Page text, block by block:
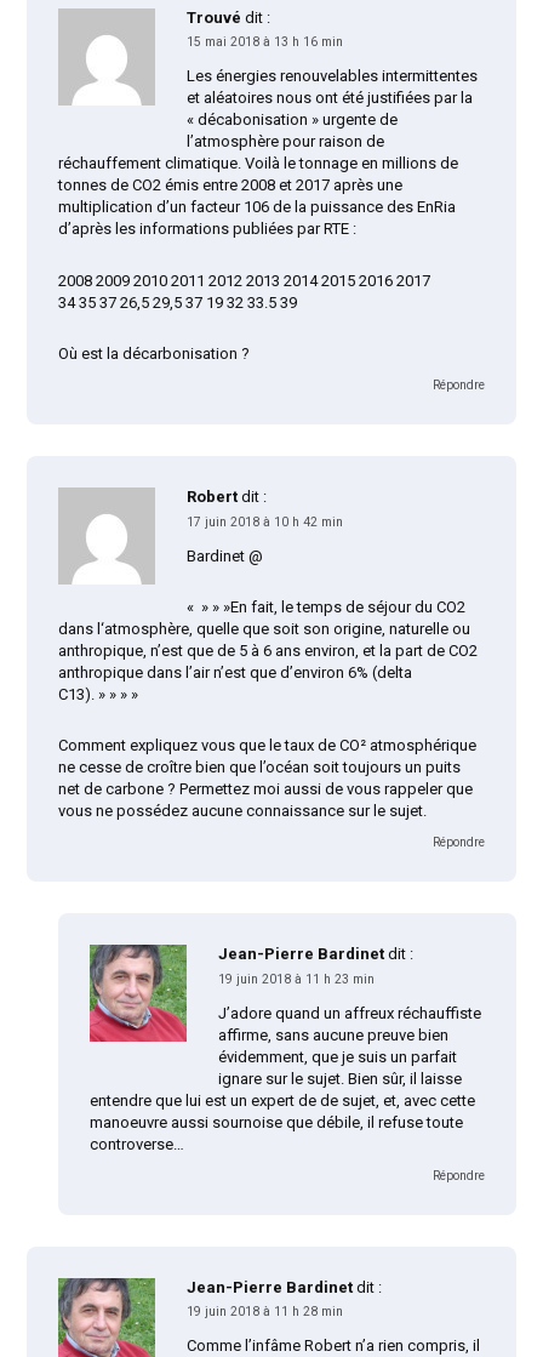
Trouvé dit :
15 mai 2018 à 13 h 16 min
Les énergies renouvelables intermittentes
et aléatoires nous ont été justifiées par la
« décabonisation » urgente de
l’atmosphère pour raison de
réchauffement climatique. Voilà le tonnage en millions de
tonnes de CO2 émis entre 2008 et 2017 après une
multiplication d’un facteur 106 de la puissance des EnRia
d’après les informations publiées par RTE :
2008 2009 2010 2011 2012 2013 2014 2015 2016 2017
34 35 37 26,5 29,5 37 19 32 33.5 39
Où est la décarbonisation ?
Répondre
Robert dit :
17 juin 2018 à 10 h 42 min
Bardinet @
« » » »En fait, le temps de séjour du CO2
dans l‘atmosphère, quelle que soit son origine, naturelle ou
anthropique, n’est que de 5 à 6 ans environ, et la part de CO2
anthropique dans l’air n’est que d’environ 6% (delta
C13). » » » »
Comment expliquez vous que le taux de CO² atmosphérique
ne cesse de croître bien que l’océan soit toujours un puits
net de carbone ? Permettez moi aussi de vous rappeler que
vous ne possédez aucune connaissance sur le sujet.
Répondre
Jean-Pierre Bardinet dit :
19 juin 2018 à 11 h 23 min
J’adore quand un affreux réchauffiste
affirme, sans aucune preuve bien
évidemment, que je suis un parfait
ignare sur le sujet. Bien sûr, il laisse
entendre que lui est un expert de de sujet, et, avec cette
manoeuvre aussi sournoise que débile, il refuse toute
controverse…
Répondre
Jean-Pierre Bardinet dit :
19 juin 2018 à 11 h 28 min
Comme l’infâme Robert n’a rien compris, il